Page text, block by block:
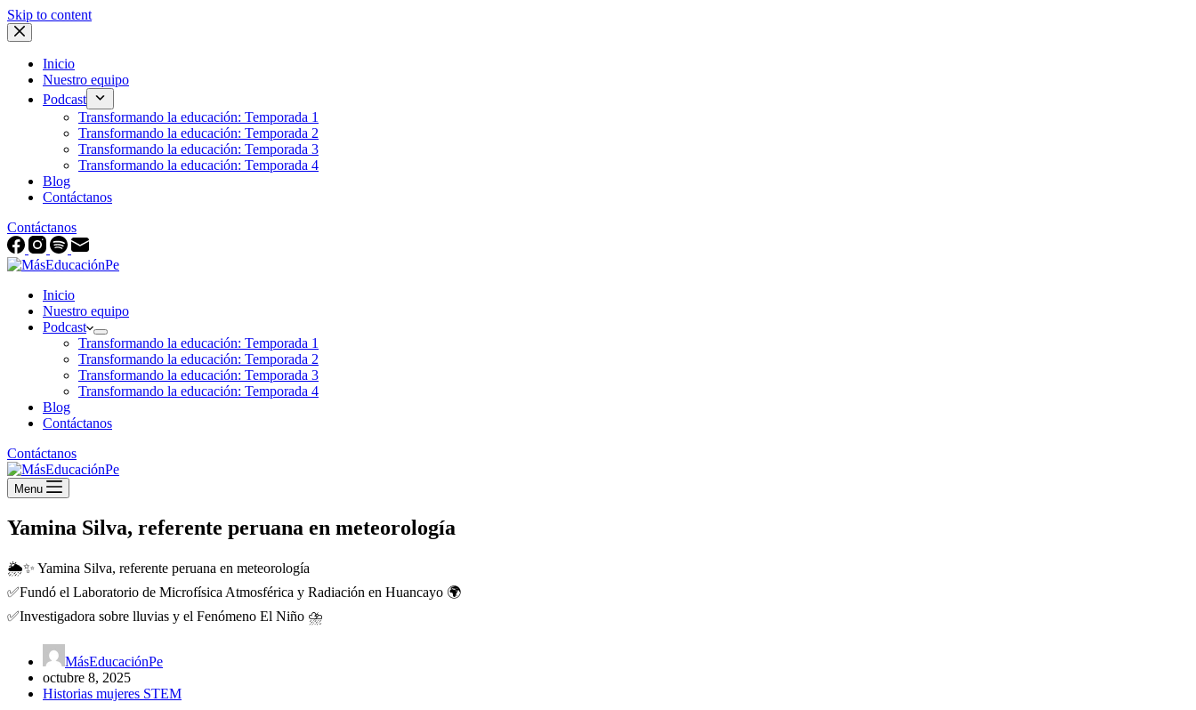
Skip to content
Inicio
Nuestro equipo
Podcast
Transformando la educación: Temporada 1
Transformando la educación: Temporada 2
Transformando la educación: Temporada 3
Transformando la educación: Temporada 4
Blog
Contáctanos
Contáctanos
Inicio
Nuestro equipo
Podcast
Transformando la educación: Temporada 1
Transformando la educación: Temporada 2
Transformando la educación: Temporada 3
Transformando la educación: Temporada 4
Blog
Contáctanos
Contáctanos
Menu
Yamina Silva, referente peruana en meteorología
🌦️✨ Yamina Silva, referente peruana en meteorología
✅Fundó el Laboratorio de Microfísica Atmosférica y Radiación en Huancayo 🌍
✅Investigadora sobre lluvias y el Fenómeno El Niño ⛈️
MásEducaciónPe
octubre 8, 2025
Historias mujeres STEM